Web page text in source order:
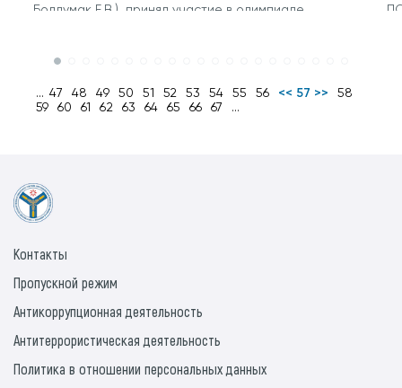
Болдумак Е.В.) принял участие в олимпиаде...
... 47 48 49 50 51 52 53 54 55 56 << 57 >>
58
59
60 61 62 63 64 65 66 67 ...
Контакты
Пропускной режим
Антикоррупционная деятельность
Антитеррористическая деятельность
Политика в отношении персональных данных